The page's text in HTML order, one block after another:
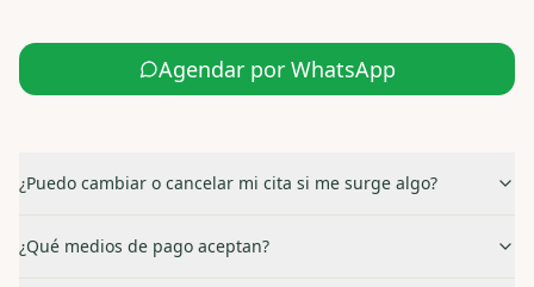
Agendar por WhatsApp
¿Puedo cambiar o cancelar mi cita si me surge algo?
¿Qué medios de pago aceptan?